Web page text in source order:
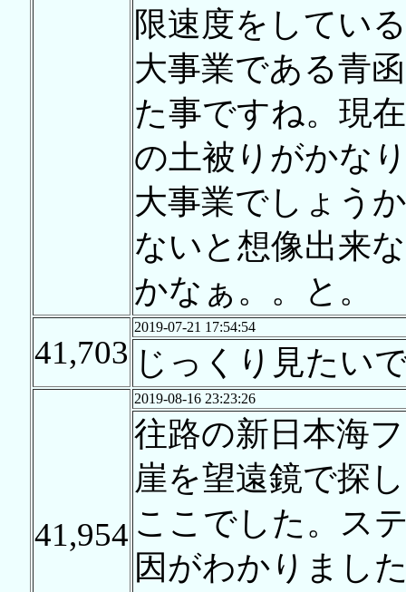
限速度をしてい
大事業である青
た事ですね。現
の土被りがかな
大事業でしょう
ないと想像出来
かなぁ。。と。
41,703
2019-07-21 17:54:54
じっくり見たい
41,954
2019-08-16 23:23:26
往路の新日本海
崖を望遠鏡で探
ここでした。ス
因がわかりまし